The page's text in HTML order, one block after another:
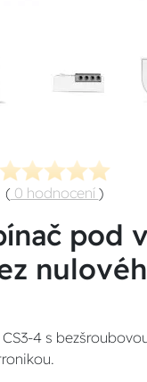
( 0 hodnocení )
pod
4 s